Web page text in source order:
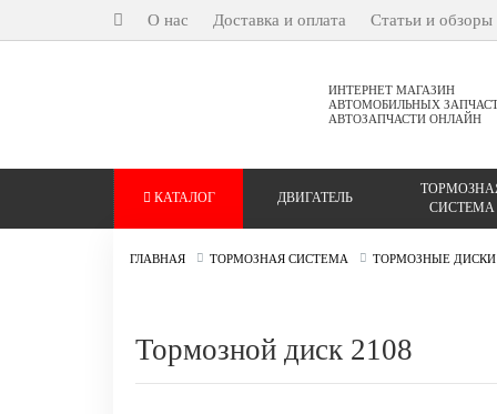
О нас Доставка и оплата Статьи и обзоры
ИНТЕРНЕТ МАГАЗИН
АВТОМОБИЛЬНЫХ
АВТОЗАПЧАСТИ ОНЛАЙН
КАТАЛОГ ДВИГАТЕЛЬ
СИСТЕМА
ГЛАВНАЯ ТОРМОЗНАЯ СИСТЕМА ТОРМОЗНЫЕ ДИСКИ
Тормозной диск 2108